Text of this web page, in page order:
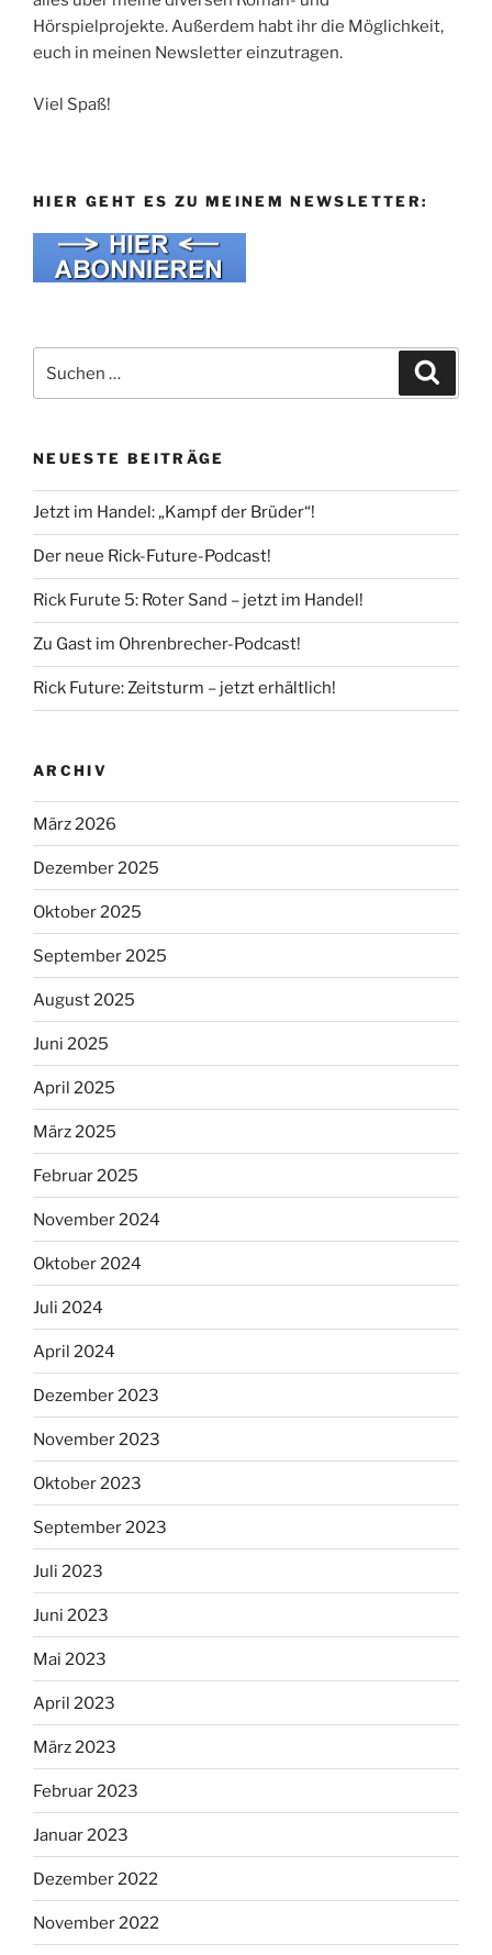
Hörspielprojekte. Außerdem habt ihr die Möglichkeit,
euch in meinen Newsletter einzutragen.
Viel Spaß!
HIER GEHT ES ZU MEINEM NEWSLETTER:
nach:
NEUESTE BEITRÄGE
Jetzt im Handel: „Kampf der Brüder“!
Der neue Rick-Future-Podcast!
Rick Furute 5: Roter Sand – jetzt im Handel!
Zu Gast im Ohrenbrecher-Podcast!
Rick Future: Zeitsturm – jetzt erhältlich!
ARCHIV
März 2026
Dezember 2025
Oktober 2025
September 2025
August 2025
Juni 2025
April 2025
März 2025
Februar 2025
November 2024
Oktober 2024
Juli 2024
April 2024
Dezember 2023
November 2023
Oktober 2023
September 2023
Juli 2023
Juni 2023
Mai 2023
April 2023
März 2023
Februar 2023
Januar 2023
Dezember 2022
November 2022